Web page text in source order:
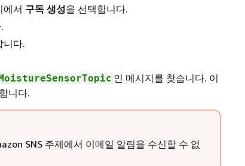
에서 구독 생성을 선택합니다.
니다.
인 메시지를 찾습니다. 이
니다.
SNS 주제에서 이메일 알림을 수신할 수 없